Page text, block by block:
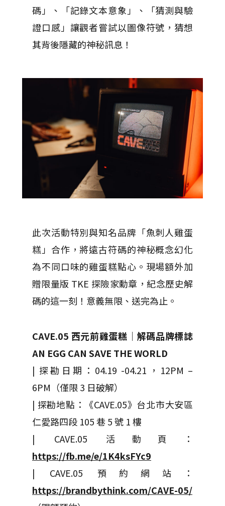
碼」、「記錄文本意象」、「猜測與驗
證口感」讓觀者嘗試以圖像符號，猜想
其背後隱藏的神秘訊息！
此次活動特別與知名品牌「魚刺人雞蛋
糕」合作，將遠古符碼的神秘概念幻化
為不同口味的雞蛋糕點心。現場額外加
贈限量版 TKE 探險家勳章，紀念歷史解
碼的這一刻！意義無限、送完為止。
CAVE.05 西元前雞蛋糕｜解碼品牌標誌
AN EGG CAN SAVE THE WORLD
| 探勘日期：04.19 -04.21，12PM –
6PM（僅限 3 日破解）
| 探勘地點：《CAVE.05》台北市大安區
仁愛路四段 105 巷 5 號 1 樓
| CAVE.05 活動頁：
https://fb.me/e/1K4ksFYc9
| CAVE.05 預約網站：
https://brandbythink.com/CAVE-05/